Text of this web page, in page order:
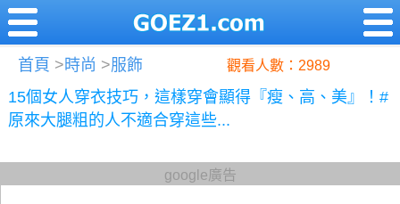
首頁 >時尚 >服飾 觀看人數：2989
15個女人穿衣技巧，這樣穿會顯得『瘦、高、美』！#
原來大腿粗的人不適合穿這些...
google廣告